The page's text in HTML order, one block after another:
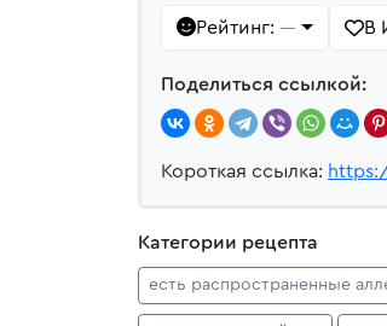
Рейтинг: — В
Поделиться ссылкой:
Короткая ссылка:
Категории рецепта
есть распространенные